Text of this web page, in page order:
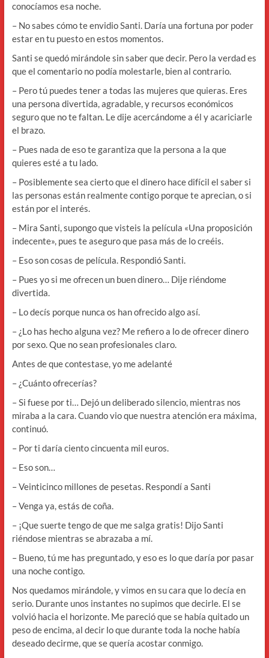
conocíamos esa noche.
– No sabes cómo te envidio Santi. Daría una fortuna por poder
estar en tu puesto en estos momentos.
Santi se quedó mirándole sin saber que decir. Pero la verdad es
que el comentario no podía molestarle, bien al contrario.
– Pero tú puedes tener a todas las mujeres que quieras. Eres
una persona divertida, agradable, y recursos económicos
seguro que no te faltan. Le dije acercándome a él y acariciarle
el brazo.
– Pues nada de eso te garantiza que la persona a la que
quieres esté a tu lado.
– Posiblemente sea cierto que el dinero hace difícil el saber si
las personas están realmente contigo porque te aprecian, o si
están por el interés.
– Mira Santi, supongo que visteis la película «Una proposición
indecente», pues te aseguro que pasa más de lo creéis.
– Eso son cosas de película. Respondió Santi.
– Pues yo si me ofrecen un buen dinero… Dije riéndome
divertida.
– Lo decís porque nunca os han ofrecido algo así.
– ¿Lo has hecho alguna vez? Me refiero a lo de ofrecer dinero
por sexo. Que no sean profesionales claro.
Antes de que contestase, yo me adelanté
– ¿Cuánto ofrecerías?
– Si fuese por ti… Dejó un deliberado silencio, mientras nos
miraba a la cara. Cuando vio que nuestra atención era máxima,
continuó.
– Por ti daría ciento cincuenta mil euros.
– Eso son…
– Veinticinco millones de pesetas. Respondí a Santi
– Venga ya, estás de coña.
– ¡Que suerte tengo de que me salga gratis! Dijo Santi
riéndose mientras se abrazaba a mí.
– Bueno, tú me has preguntado, y eso es lo que daría por pasar
una noche contigo.
Nos quedamos mirándole, y vimos en su cara que lo decía en
serio. Durante unos instantes no supimos que decirle. El se
volvió hacia el horizonte. Me pareció que se había quitado un
peso de encima, al decir lo que durante toda la noche había
deseado decirme, que se quería acostar conmigo.